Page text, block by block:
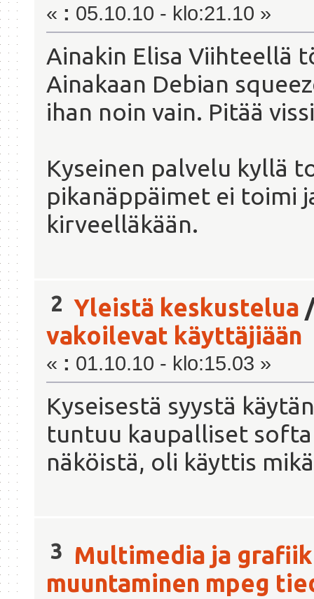
« : 05.10.10 - klo:21.10 »
Ainakin Elisa Viihteellä
Ainakaan Debian
ihan noin vain. Pitää
Kyseinen palvelu kyllä
pikanäppäimet ei toimi
kirveelläkään.
2 Yleistä keskustelua
vakoilevat käyttäjiään
« : 01.10.10 - klo:15.03 »
Kyseisestä syystä
tuntuu kaupalliset
näköistä, oli käyttis
3 Multimedia ja
muuntaminen mpeg